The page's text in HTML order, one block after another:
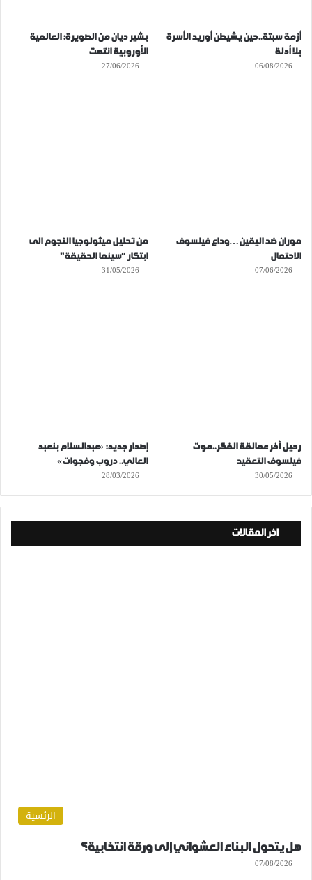
أزمة سبتة..حين يشيطن أوريد الأسرة
بلا أدلة
06/08/2026
بشير ديان من الصويرة: العالمية
الأوروبية انتهت
27/06/2026
موران ضد اليقين…وداع فيلسوف
الاحتمال
07/06/2026
من تحليل ميثولوجيا النجوم الى
ابتكار “سينما الحقيقة”
31/05/2026
رحيل آخر عمالقة الفكر..موت
فيلسوف التعقيد
30/05/2026
إصدار جديد: «عبدالسلام بنعبد
العالي.. دروب وفجوات»
28/03/2026
اخر المقالات
الرئسية
هل يتحول البناء العشوائي إلى ورقة انتخابية؟
07/08/2026